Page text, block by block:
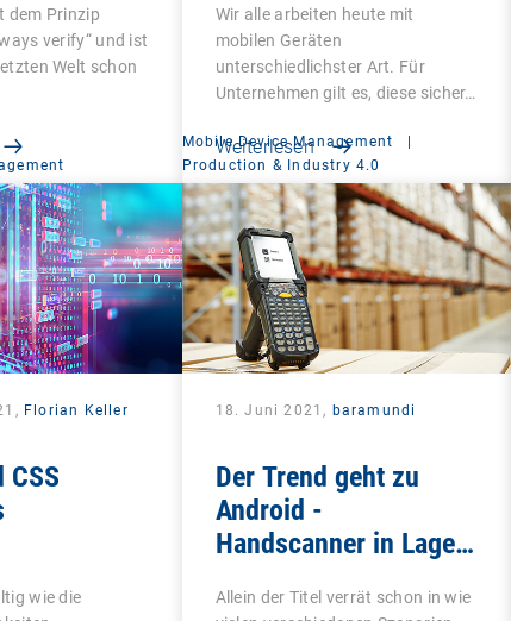
dem Prinzip
verify“ und ist
Welt schon
Wir alle arbeiten heute mit
mobilen Geräten
unterschiedlichster Art. Für
Unternehmen gilt es, diese sicher…
Weiterlesen
Florian Keller
CSS
wie die
Mobile Device Management
|
Production & Industry 4.0
18. Juni 2021, baramundi
Der Trend geht zu
Android -
Handscanner in Lager,
Produktion zeitgemäß
Allein der Titel verrät schon in wie